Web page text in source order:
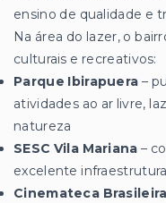
ensino de qualidade e
Na área do lazer, o
culturais e recreativos:
Parque Ibirapuera –
atividades ao ar livre,
natureza
SESC Vila Mariana –
excelente
Cinemateca Brasileira